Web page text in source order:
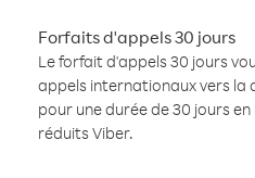
Forfaits d'appels 30 jours
Le forfait d'appels 30 jours
appels internationaux vers la
pour une durée de 30 jours
réduits Viber.